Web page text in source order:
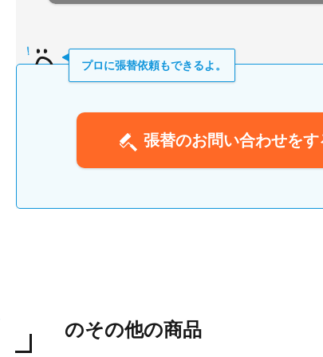
プロに張替依頼もできるよ。
張替のお問い合わせをす
のその他の商品